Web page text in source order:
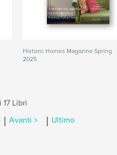
Historic Homes Magazine Spring
2025
17 Libri
| Avanti > | Ultimo